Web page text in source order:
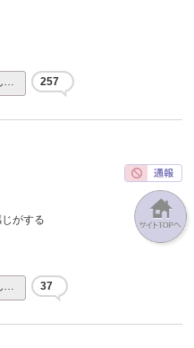
… 257
がする
… 37